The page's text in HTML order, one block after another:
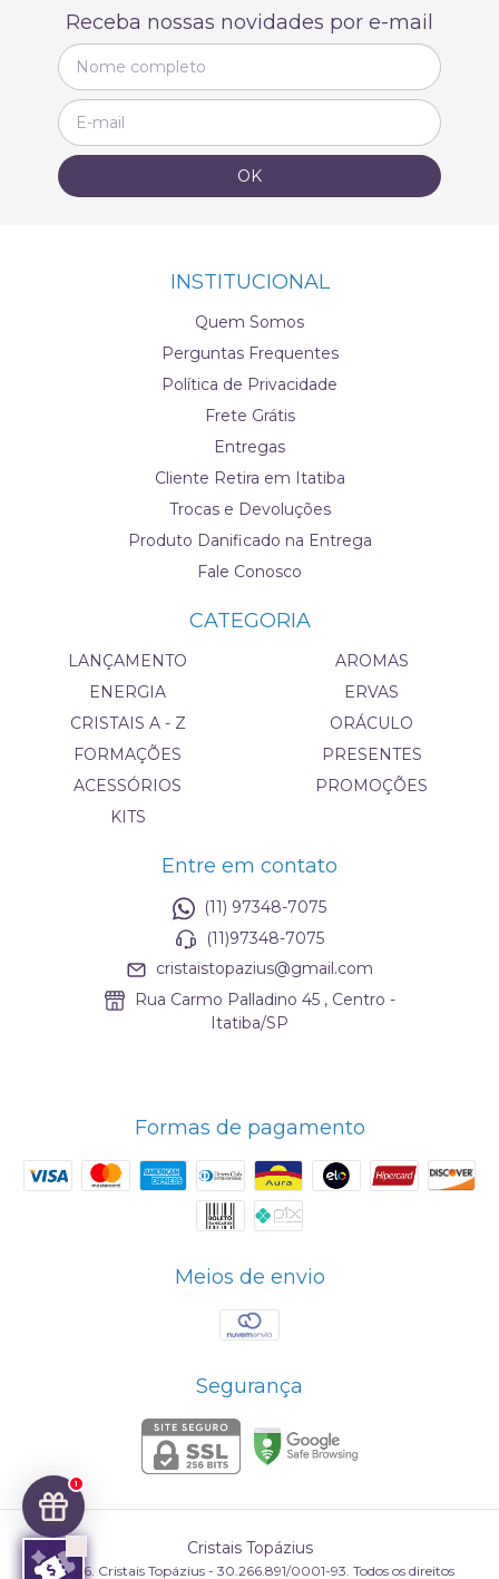
1
Receba nossas novidades por e-mail
INSTITUCIONAL
Quem Somos
Perguntas Frequentes
Política de Privacidade
Frete Grátis
Entregas
Cliente Retira em Itatiba
Trocas e Devoluções
Produto Danificado na Entrega
Fale Conosco
CATEGORIA
LANÇAMENTO
ENERGIA
CRISTAIS A - Z
FORMAÇÕES
ACESSÓRIOS
KITS
AROMAS
ERVAS
ORÁCULO
PRESENTES
PROMOÇÕES
Entre em contato
(11) 97348-7075
(11)97348-7075
cristaistopazius@gmail.com
Rua Carmo Palladino 45 , Centro -
Itatiba/SP
Formas de pagamento
Meios de envio
Segurança
Cristais Topázius
©2026. Cristais Topázius - 30.266.891/0001-93. Todos os direitos